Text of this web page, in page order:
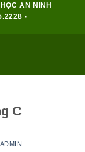
AN NINH
-
C
ADMIN